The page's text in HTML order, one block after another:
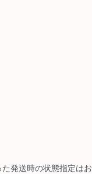
発送時の状態指定はお